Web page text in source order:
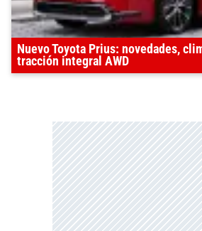
Nuevo Toyota Prius: novedades,
tracción integral AWD